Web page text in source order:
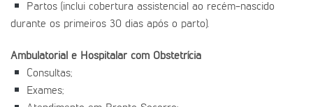
Partos (inclui cobertura assistencial ao recém-nascido
durante os primeiros 30 dias após o parto).
Ambulatorial e Hospitalar com Obstetrícia
Consultas;
Exames;